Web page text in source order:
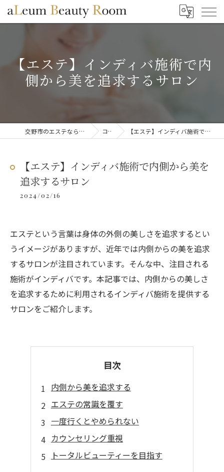
【エステ】インディバ施術で内
側から美を追求するサロン
交野市のエステならaLeum Beauty Room コラム 【エステ】インディバ施術で内側から美を追求するサロン
【エステ】インディバ施術で内側から美を
追求するサロン
2024/02/16
エステという言葉は身体の外側の美しさを追求するとい
うイメージがありますが、近年では内側からの美を追求
するサロンが注目されています。そんな中、注目される
施術がインディバです。本記事では、内側からの美しさ
を追求するために利用されるインディバ施術を提供する
サロンをご紹介します。
目次
内側から美を追求する
エステの常識を覆す
一度行くとやめられない
カウンセリング重視
トータルビューティーを目指す